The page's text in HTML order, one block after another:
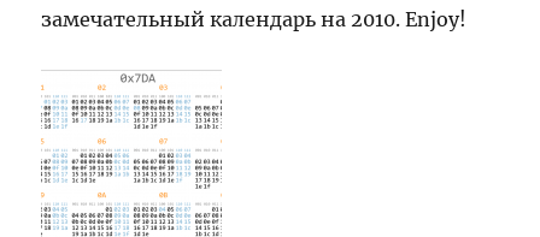
замечательный календарь на 2010. Enjoy!